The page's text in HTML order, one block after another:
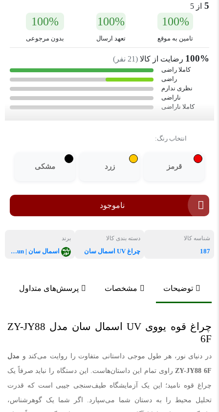
5 از 5
100%
تامین به موقع
100%
تعهد ارسال
100%
بدون مرجوعی
100% رضایت از کالا (
21 نفر)
کاملا راضی
راضی
نظری ندارم
ناراضی
کاملا ناراضی
انتخاب رنگ:
قرمز زرد مشکی
ناموجود
شناسه کالا
187
دسته بندی کالا
چراغ UV اسمال سان
برند
اسمال سان | SmallSun
توضیحات مشخصات پرسش‌های متداول
چراغ قوه یووی UV اسمال سان مدل ZY-JY88
6F
در دنیای نور، هر طول موجی داستانی متفاوت را روایت می‌کند و مدل
ZY-JY88 6Fراوی تمام این داستان‌هاست. این دستگاه را نباید صرفاً یک
چراغ قوه نامید؛ این یک آزمایشگاه طیف‌سنجی جیبی است که قدرت
تحلیل محیط را به دستان شما می‌سپارد. اگر شما یک گوهرشناس،